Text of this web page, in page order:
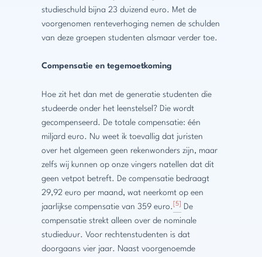
studieschuld bijna 23 duizend euro. Met de
voorgenomen renteverhoging nemen de schulden
van deze groepen studenten alsmaar verder toe.
Compensatie en tegemoetkoming
Hoe zit het dan met de generatie studenten die
studeerde onder het leenstelsel? Die wordt
gecompenseerd. De totale compensatie: één
miljard euro. Nu weet ik toevallig dat juristen
over het algemeen geen rekenwonders zijn, maar
zelfs wij kunnen op onze vingers natellen dat dit
geen vetpot betreft. De compensatie bedraagt
29,92 euro per maand, wat neerkomt op een
jaarlijkse compensatie van 359 euro. [5]
De
compensatie strekt alleen over de nominale
studieduur. Voor rechtenstudenten is dat
doorgaans vier jaar. Naast voorgenoemde